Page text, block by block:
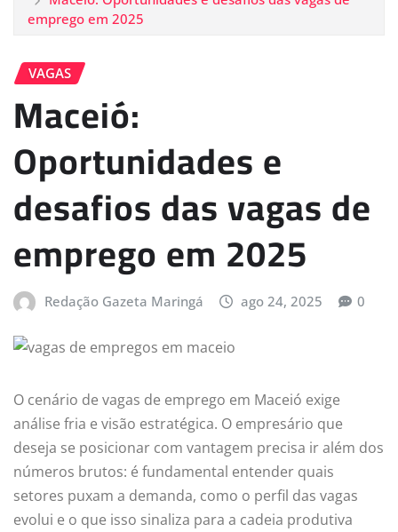
emprego em 2025
VAGAS
Maceió:
Oportunidades e
desafios das vagas de
emprego em 2025
Redação Gazeta Maringá ago 24, 2025 0
O cenário de vagas de emprego em Maceió exige
análise fria e visão estratégica. O empresário que
deseja se posicionar com vantagem precisa ir além dos
números brutos: é fundamental entender quais
setores puxam a demanda, como o perfil das vagas
evolui e o que isso sinaliza para a cadeia produtiva